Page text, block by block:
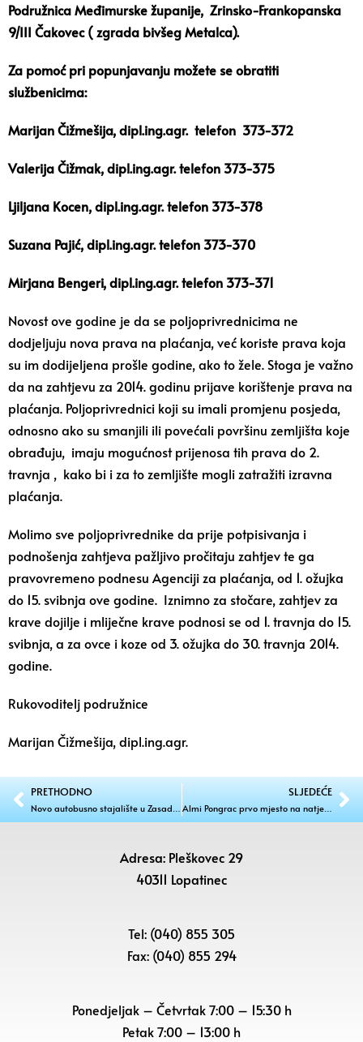
Podružnica Međimurske županije, Zrinsko-Frankopanska
9/III Čakovec ( zgrada bivšeg Metalca).
Za pomoć pri popunjavanju možete se obratiti
službenicima:
Marijan Čižmešija, dipl.ing.agr. telefon 373-372
Valerija Čižmak, dipl.ing.agr. telefon 373-375
Ljiljana Kocen, dipl.ing.agr. telefon 373-378
Suzana Pajić, dipl.ing.agr. telefon 373-370
Mirjana Bengeri, dipl.ing.agr. telefon 373-371
Novost ove godine je da se poljoprivrednicima ne
dodjeljuju nova prava na plaćanja, već koriste prava koja
su im dodijeljena prošle godine, ako to žele. Stoga je važno
da na zahtjevu za 2014. godinu prijave korištenje prava na
plaćanja. Poljoprivrednici koji su imali promjenu posjeda,
odnosno ako su smanjili ili povećali površinu zemljišta koje
obrađuju, imaju mogućnost prijenosa tih prava do 2.
travnja , kako bi i za to zemljište mogli zatražiti izravna
plaćanja.
Molimo sve poljoprivrednike da prije potpisivanja i
podnošenja zahtjeva pažljivo pročitaju zahtjev te ga
pravovremeno podnesu Agenciji za plaćanja, od 1. ožujka
do 15. svibnja ove godine. Iznimno za stočare, zahtjev za
krave dojilje i mliječne krave podnosi se od 1. travnja do 15.
svibnja, a za ovce i koze od 3. ožujka do 30. travnja 2014.
godine.
Rukovoditelj podružnice
Marijan Čižmešija, dipl.ing.agr.
PRETHODNO
Novo autobusno stajalište u Zasadbregu
SLJEDEĆE
Almi Pongrac prvo mjesto na natjecanju Engleski u akciji
Adresa: Pleškovec 29
40311 Lopatinec
Tel: (040) 855 305
Fax: (040) 855 294
Ponedjeljak – Četvrtak 7:00 – 15:30 h
Petak7:00 – 13:00 h